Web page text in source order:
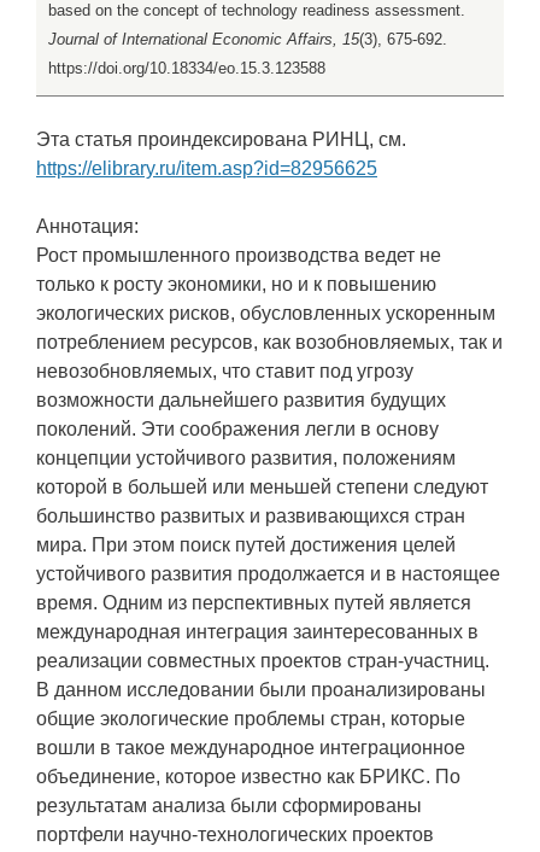
based on the concept of technology readiness assessment.
Journal of International Economic Affairs, 15(3), 675-692.
https://doi.org/10.18334/eo.15.3.123588
Эта статья проиндексирована РИНЦ, см.
https://elibrary.ru/item.asp?id=82956625
Аннотация:
Рост промышленного производства ведет не
только к росту экономики, но и к повышению
экологических рисков, обусловленных ускоренным
потреблением ресурсов, как возобновляемых, так и
невозобновляемых, что ставит под угрозу
возможности дальнейшего развития будущих
поколений. Эти соображения легли в основу
концепции устойчивого развития, положениям
которой в большей или меньшей степени следуют
большинство развитых и развивающихся стран
мира. При этом поиск путей достижения целей
устойчивого развития продолжается и в настоящее
время. Одним из перспективных путей является
международная интеграция заинтересованных в
реализации совместных проектов стран-участниц.
В данном исследовании были проанализированы
общие экологические проблемы стран, которые
вошли в такое международное интеграционное
объединение, которое известно как БРИКС. По
результатам анализа были сформированы
портфели научно-технологических проектов